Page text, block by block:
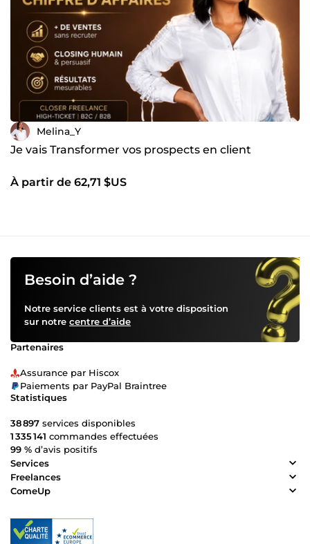
pour discuter de votre projet et de vos objectifs.
Melina_Y
Je vais Transformer vos prospects en client
À partir de 62,71 $US
Besoin d’aide ?
Notre service clients est à votre disposition
sur notre centre d’aide
Partenaires
Assurance par Hiscox
Paiements par PayPal Braintree
Statistiques
38 897 services disponibles
1 335 141 commandes effectuées
99 % d’avis positifs
Services
Freelances
ComeUp